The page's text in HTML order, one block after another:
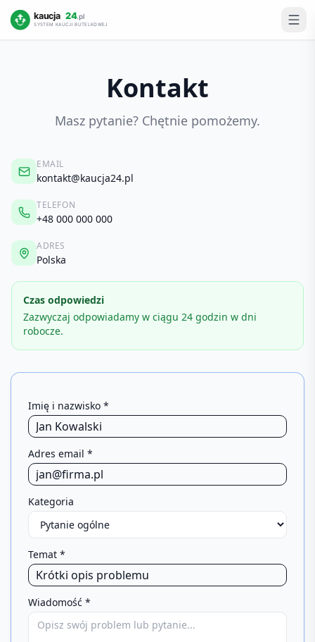
Kontakt
Masz pytanie? Chętnie pomożemy.
EMAIL
kontakt@kaucja24.pl
TELEFON
+48 000 000 000
ADRES
Polska
Czas odpowiedzi
Zazwyczaj odpowiadamy w ciągu 24 godzin w dni
robocze.
Imię i nazwisko *
Adres email *
Kategoria
Temat *
Wiadomość *